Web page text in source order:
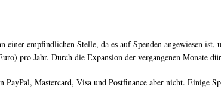
empfindlichen Stelle, da es auf Spenden angewiesen
pro Jahr. Durch die Expansion der vergangenen Monate
Mastercard, Visa und Postfinance aber nicht. Einige